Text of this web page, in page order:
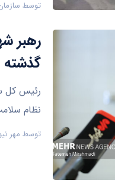
توسط
رهبر
گذشته
رئیس کل
نظام
توسط مهر